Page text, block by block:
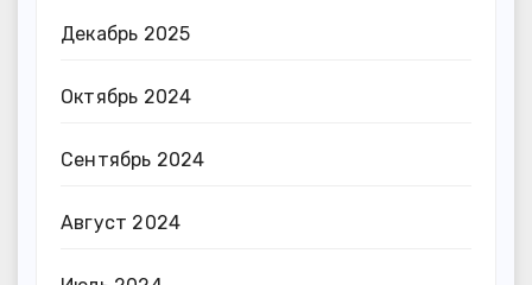
Декабрь 2025
Октябрь 2024
Сентябрь 2024
Август 2024